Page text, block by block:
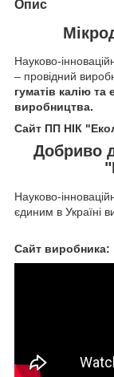
Опис
Науково-
– провідний
гуматів калію та
виробництва.
Сайт ПП НІК
Добриво
Науково-
єдиним в Україні
Сайт виробника: